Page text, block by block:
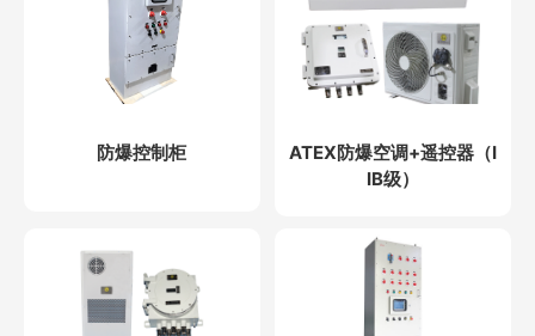
防爆控制柜
ATEX防爆空调+遥控器（I
IB级）